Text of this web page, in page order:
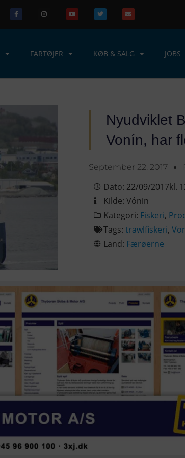
FARTØJER KØB & SALG JOBS
Nyudviklet
Vonín, har
September 22, 2017
Dato: 22/09/2017kl.
Kilde: Vónin
Kategori: Fiskeri,
Tags: trawlfiskeri,
Land: Færøerne